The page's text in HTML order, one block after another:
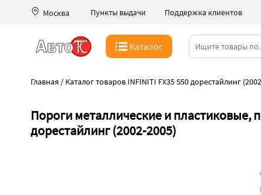
Москва Пункты выдачи Поддержка клиентов
Каталог
Главная / Каталог товаров INFINITI FX35 S50 дорестайлинг
Пороги металлические и пластиковые,
дорестайлинг (2002-2005)